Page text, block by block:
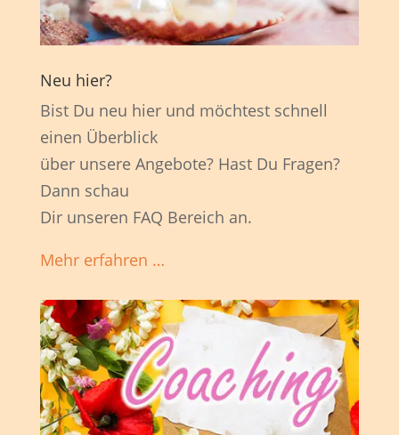
Neu hier?
Bist Du neu hier und möchtest schnell
einen Überblick
über unsere Angebote? Hast Du Fragen?
Dann schau
Dir unseren FAQ Bereich an.
Mehr erfahren …